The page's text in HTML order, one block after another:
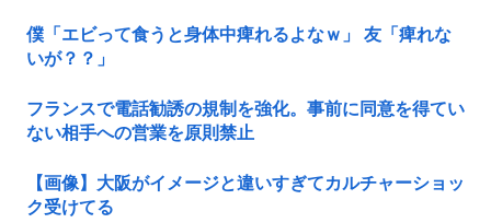
僕「エビって食うと身体中痺れるよなｗ」 友「痺れな
いが？？」
フランスで電話勧誘の規制を強化。事前に同意を得てい
ない相手への営業を原則禁止
【画像】大阪がイメージと違いすぎてカルチャーショッ
ク受けてる